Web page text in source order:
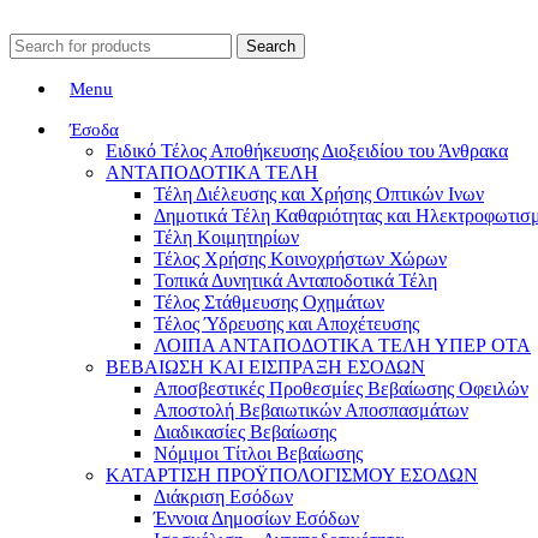
Search
Menu
Έσοδα
Ειδικό Τέλος Αποθήκευσης Διοξειδίου του Άνθρακα
ΑΝΤΑΠΟΔΟΤΙΚΑ ΤΕΛΗ
Τέλη Διέλευσης και Χρήσης Οπτικών Ινων
Δημοτικά Τέλη Καθαριότητας και
Τέλη Κοιμητηρίων
Τέλος Χρήσης Κοινοχρήστων Χώρων
Τοπικά Δυνητικά Ανταποδοτικά Τέλη
Τέλος Στάθμευσης Οχημάτων
Τέλος Ύδρευσης και Αποχέτευσης
ΛΟΙΠΑ ΑΝΤΑΠΟΔΟΤΙΚΑ ΤΕΛΗ ΥΠΕΡ ΟΤΑ
ΒΕΒΑΙΩΣΗ ΚΑΙ ΕΙΣΠΡΑΞΗ ΕΣΟΔΩΝ
Αποσβεστικές Προθεσμίες Βεβαίωσης Οφειλών
Αποστολή Βεβαιωτικών Αποσπασμάτων
Διαδικασίες Βεβαίωσης
Νόμιμοι Τίτλοι Βεβαίωσης
ΚΑΤΑΡΤΙΣΗ ΠΡΟΫΠΟΛΟΓΙΣΜΟΥ ΕΣΟΔΩΝ
Διάκριση Εσόδων
Έννοια Δημοσίων Εσόδων